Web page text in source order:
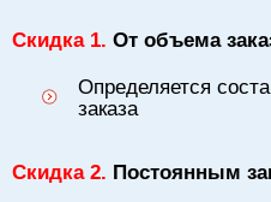
Скидка 1. От объема
Определяется
заказа
Скидка 2. Постоянным